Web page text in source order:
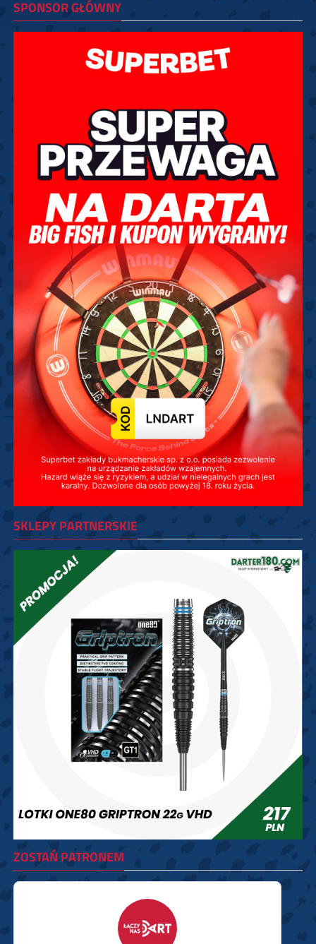
SPONSOR GŁÓWNY
SKLEPY PARTNERSKIE
ZOSTAŃ PATRONEM